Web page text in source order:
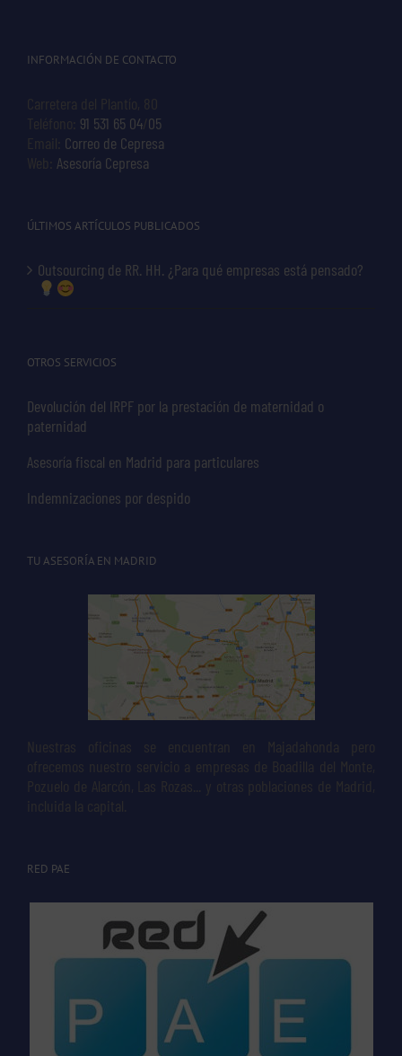
INFORMACIÓN DE CONTACTO
Carretera del Plantío, 80
Teléfono: 91 531 65 04 05
Email: Correo de Cepresa
Web: Asesoría Cepresa
ÚLTIMOS ARTÍCULOS PUBLICADOS
Outsourcing de RR. HH. ¿Para qué empresas está pensado?
OTROS SERVICIOS
Devolución del IRPF por la prestación de maternidad o
paternidad
Asesoría fiscal en Madrid para particulares
Indemnizaciones por despido
TU ASESORÍA EN MADRID
Nuestras oficinas se encuentran en Majadahonda pero
ofrecemos nuestro servicio a empresas de Boadilla del Monte,
Pozuelo de Alarcón, Las Rozas... y otras poblaciones de Madrid,
incluida la capital.
RED PAE